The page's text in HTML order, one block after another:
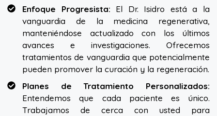
Enfoque Progresista: El Dr. Isidro está a la
vanguardia de la medicina regenerativa,
manteniéndose actualizado con los últimos
avances e investigaciones. Ofrecemos
tratamientos de vanguardia que potencialmente
pueden promover la curación y la regeneración.
Planes de Tratamiento Personalizados:
Entendemos que cada paciente es único.
Trabajamos de cerca con usted para